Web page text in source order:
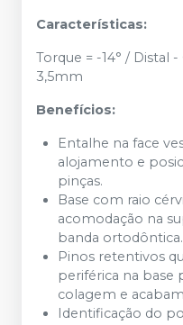
Características:
Torque = -14° / Distal
3,5mm
Benefícios:
Entalhe na face
alojamento e
pinças.
Base com raio
acomodação na
banda ortodôntica.
Pinos retentivos
periférica na
colagem e
Identificação do